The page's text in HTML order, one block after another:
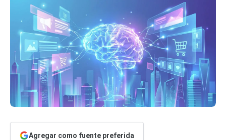
Agregar como fuente preferida